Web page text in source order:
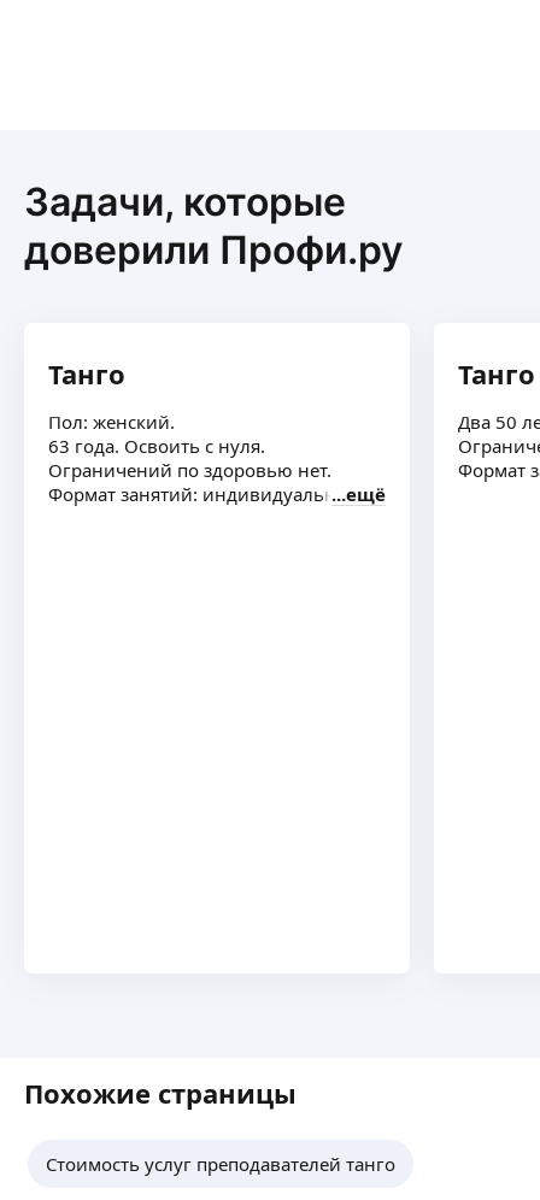
Задачи, которые
доверили Профи.ру
Танго
Пол: женский.
63 года. Освоить с нуля.
Ограничений по здоровью нет.
Формат занятий: индивидуальноещё
Танго
Два 50
Формат
Похожие страницы
Стоимость услуг преподавателей танго